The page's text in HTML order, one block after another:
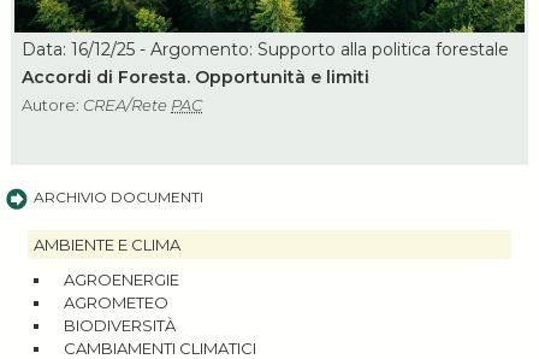
Data: 16/12/25 - Argomento: Supporto alla politica forestale
Accordi di Foresta. Opportunità e limiti
Autore: CREA/Rete PAC
ARCHIVIO DOCUMENTI
AMBIENTE E CLIMA
AGROENERGIE
AGROMETEO
BIODIVERSITÀ
CAMBIAMENTI CLIMATICI